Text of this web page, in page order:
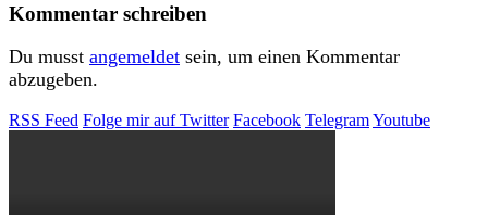
Kommentar schreiben
Du musst angemeldet sein, um einen Kommentar
abzugeben.
RSS Feed Folge mir auf Twitter Facebook TelegramYoutube